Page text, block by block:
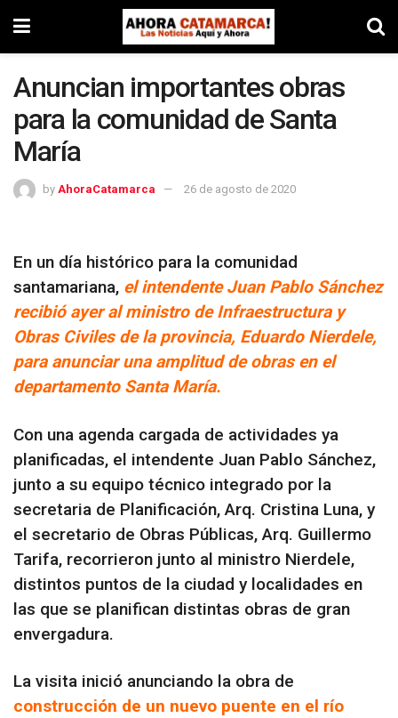
Anuncian importantes obras
para la comunidad de Santa
María
by AhoraCatamarca 26 de agosto de 2020
En un día histórico para la comunidad
santamariana, el intendente Juan Pablo Sánchez
recibió ayer al ministro de Infraestructura y
Obras Civiles de la provincia, Eduardo Nierdele,
para anunciar una amplitud de obras en el
departamento Santa María.
Con una agenda cargada de actividades ya
planificadas, el intendente Juan Pablo Sánchez,
junto a su equipo técnico integrado por la
secretaria de Planificación, Arq. Cristina Luna, y
el secretario de Obras Públicas, Arq. Guillermo
Tarifa, recorrieron junto al ministro Nierdele,
distintos puntos de la ciudad y localidades en
las que se planifican distintas obras de gran
envergadura.
La visita inició anunciando la obra de
construcción de un nuevo puente en el río